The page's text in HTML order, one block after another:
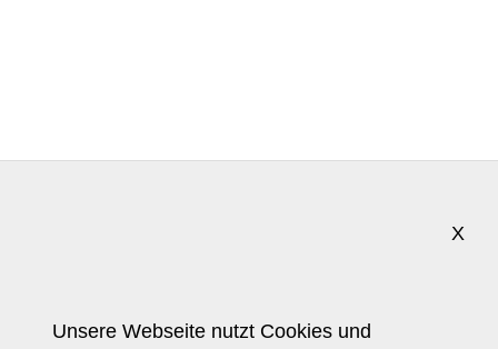
Pressestimmen
X
Unsere Webseite nutzt Cookies und